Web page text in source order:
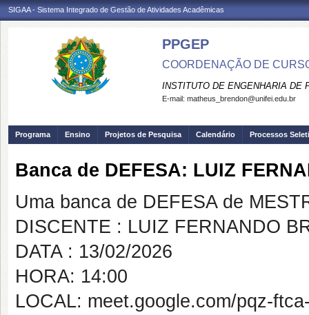
SIGAA - Sistema Integrado de Gestão de Atividades Acadêmicas
PPGEP
COORDENAÇÃO DE
INSTITUTO DE ENGENHARIA DE
E-mail: matheus_brendon@unifei.edu.br
Programa Ensino Projetos de Pesquisa Calendário Processos
Banca de DEFESA: LUIZ
Uma banca de DEFESA de
DISCENTE : LUIZ FERNANDO
DATA : 13/02/2026
HORA: 14:00
LOCAL: meet.google.com/pqz-